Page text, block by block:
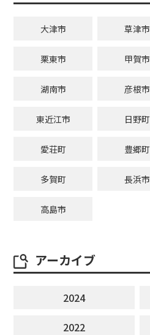
大津市 草津市
栗東市 甲賀市
湖南市 彦根市
東近江市 日野町
愛荘町 豊郷町
多賀町 長浜市
高島市
アーカイブ
2024
2022